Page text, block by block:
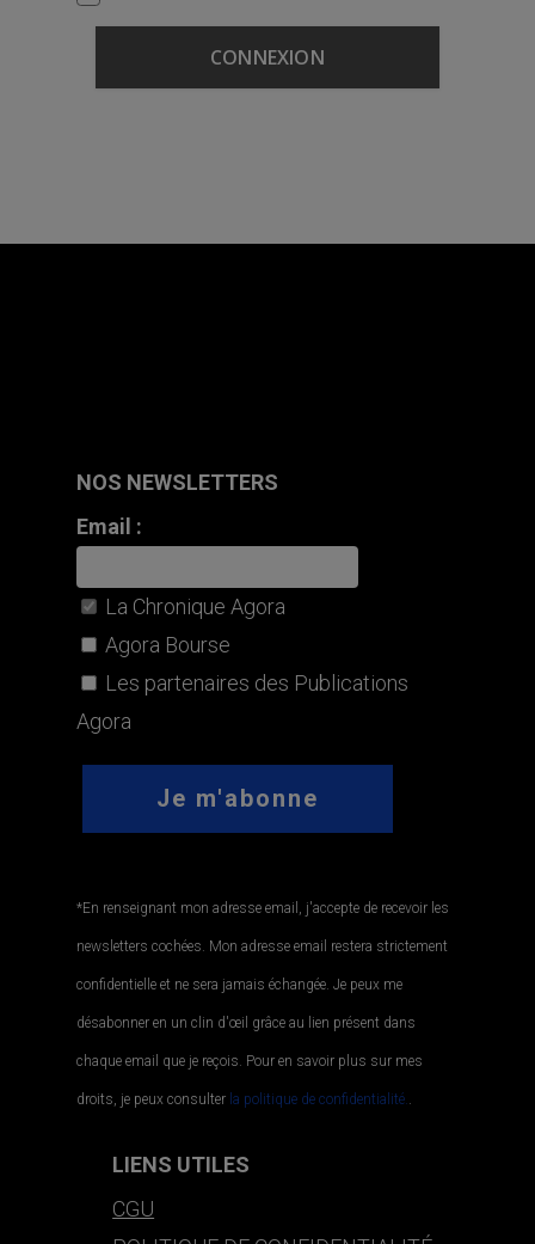
NOS NEWSLETTERS
Email :
La Chronique Agora
Agora Bourse
Les partenaires des Publications
Agora
*En renseignant mon adresse email, j'accepte de recevoir les
newsletters cochées. Mon adresse email restera strictement
confidentielle et ne sera jamais échangée. Je peux me
désabonner en un clin d'œil grâce au lien présent dans
chaque email que je reçois. Pour en savoir plus sur mes
droits, je peux consulter la politique de confidentialité..
LIENS UTILES
CGU